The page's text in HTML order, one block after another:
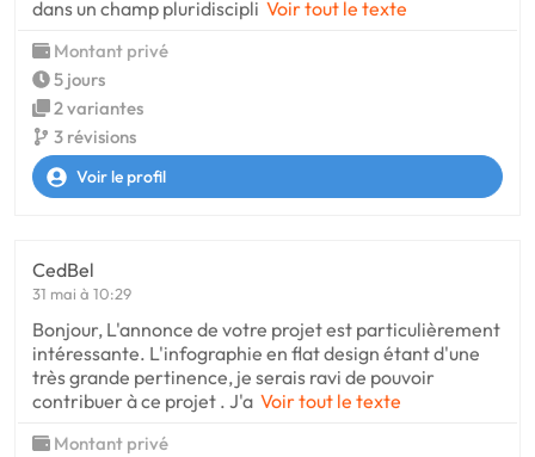
dans un champ pluridiscipli Voir tout le texte
Montant privé
5 jours
2 variantes
3 révisions
Voir le profil
CedBel
31 mai à 10:29
Bonjour, L'annonce de votre projet est particulièrement
intéressante. L'infographie en flat design étant d'une
très grande pertinence, je serais ravi de pouvoir
contribuer à ce projet . J'a Voir tout le texte
Montant privé